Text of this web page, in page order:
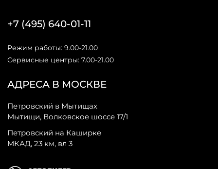
АДРЕСА В МОСКВЕ
Петровский в Мытищах
Мытищи, Волковское шоссе 17/1
Петровский на Каширке
МКАД, 23 км, вл 3
+7 (495) 640-01-11
Режим работы: 9.00-21.00
Сервисные центры: 7.00-21.00